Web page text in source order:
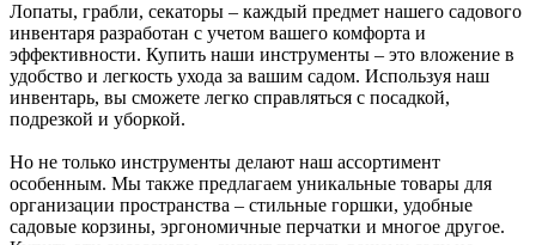
Лопаты, грабли, секаторы – каждый предмет нашего садового
инвентаря разработан с учетом вашего комфорта и
эффективности. Купить наши инструменты – это вложение в
удобство и легкость ухода за вашим садом. Используя наш
инвентарь, вы сможете легко справляться с посадкой,
подрезкой и уборкой.
Но не только инструменты делают наш ассортимент
особенным. Мы также предлагаем уникальные товары для
организации пространства – стильные горшки, удобные
садовые корзины, эргономичные перчатки и многое другое.